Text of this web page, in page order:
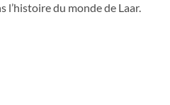
l’histoire du monde de Laar.